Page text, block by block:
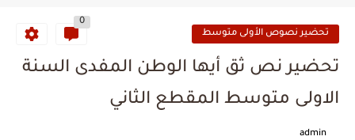
تحضير نصوص الأولى متوسط
0
تحضير نص ثق أيها الوطن المفدى السنة
الاولى متوسط المقطع الثاني
admin